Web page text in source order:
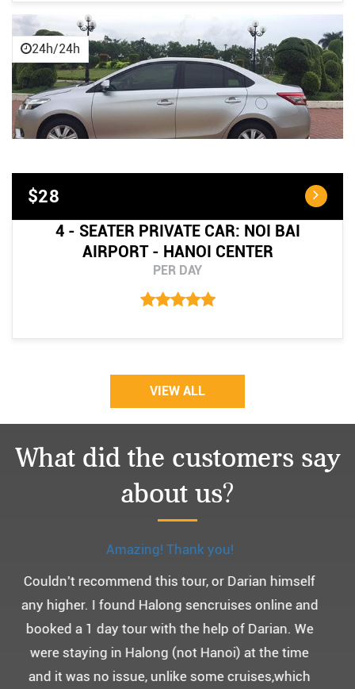
24h/24h
$28
4 - SEATER PRIVATE CAR: NOI BAI
AIRPORT - HANOI CENTER
PER DAY
VIEW ALL
What did the customers say
about us?
Monchery cruis, 즐거웠던 어머니 환갑여행~
어머니 환갑여행을 기념하여 하롱베이, 몽쉐리 크
루즈 여행을 다녀왔어요. ^^
부모님을 모시고 가는 여행인만큼 비교적 선선한 2
월말에 Darian Culbert를 통해서 다녀왔습니다.
5성급 신식 몽쉐리 크루즈와 리무진 버스 덕분에 부